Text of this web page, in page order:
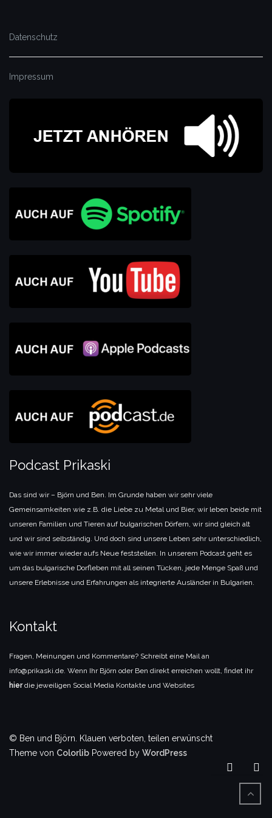
Datenschutz
Impressum
Podcast Prikaski
Das sind wir – Björn und Ben. Im Grunde haben wir sehr viele
Gemeinsamkeiten wie z.B. die Liebe zu Metal und Bier, wir leben beide mit
unseren Familien und Tieren auf bulgarischen Dörfern, wir sind gleich alt
und wir sind selbständig. Und doch sind unsere Leben sehr unterschiedlich,
wie wir immer wieder aufs Neue feststellen. In unserem Podcast geht es
um das bulgarische Dorfleben mit all seinen Tücken, jede Menge Spaß und
unsere Erlebnisse und Erfahrungen als integrierte Ausländer in Bulgarien.
Kontakt
Fragen, Meinungen und Kommentare? Schreibt eine Mail an
info@prikaski.de. Wenn Ihr Björn oder Ben direkt erreichen wollt, findet ihr
hierdie jeweiligen Social Media Kontakte und Websites
© Ben und Björn. Klauen verboten, teilen erwünscht
Theme von Colorlib Powered by WordPress